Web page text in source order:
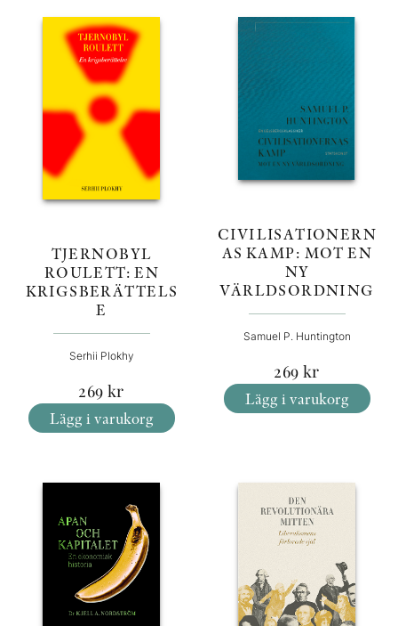
TJERNOBYL
ROULETT: EN
KRIGSBERÄTTELS
E
Serhii Plokhy
269 kr
Lägg i varukorg
CIVILISATIONERN
AS KAMP: MOT EN
NY
VÄRLDSORDNING
Samuel P. Huntington
269 kr
Lägg i varukorg